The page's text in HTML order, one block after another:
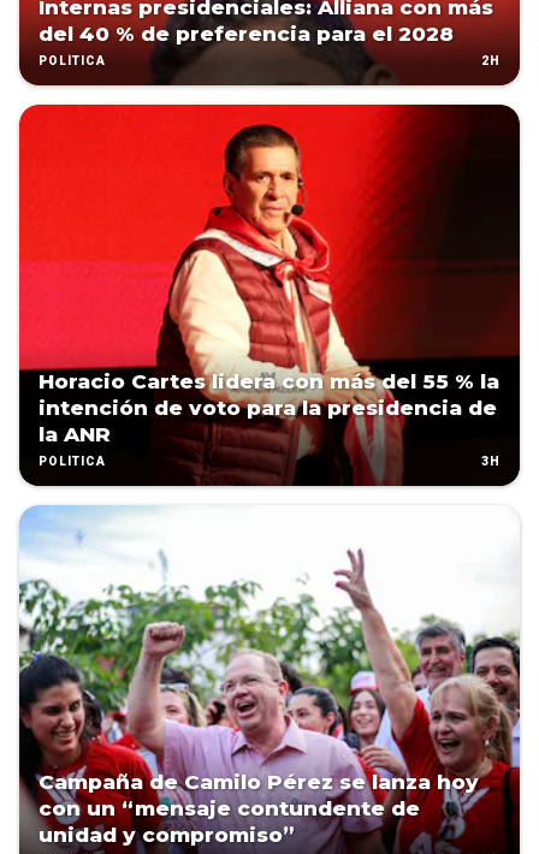
Internas presidenciales: Alliana con más
del 40 % de preferencia para el 2028
POLÍTICA 2H
Horacio Cartes lidera con más del 55 % la
intención de voto para la presidencia de
la ANR
POLÍTICA 3H
Campaña de Camilo Pérez se lanza hoy
con un “mensaje contundente de
unidad y compromiso”